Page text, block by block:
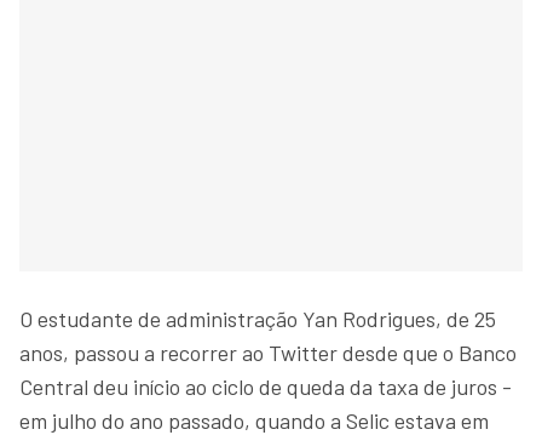
O estudante de administração Yan Rodrigues, de 25
anos, passou a recorrer ao Twitter desde que o Banco
Central deu início ao ciclo de queda da taxa de juros -
em julho do ano passado, quando a Selic estava em